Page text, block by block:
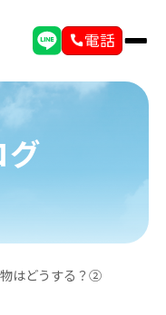
電話
はどうする？②